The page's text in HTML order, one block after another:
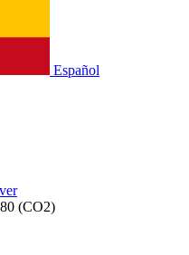
Español
(CO2)